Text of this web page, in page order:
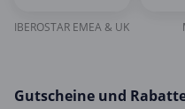
IBEROSTAR EMEA & UK
Gutscheine und